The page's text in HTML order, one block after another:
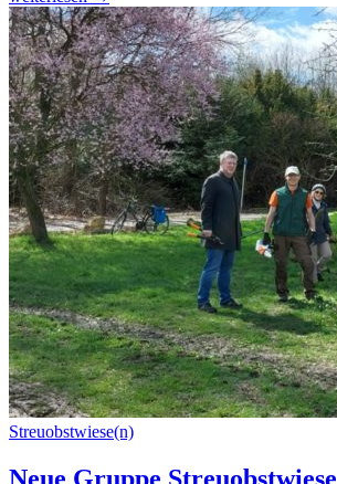
im
Naturschutzgarten
Streuobstwiese(n)